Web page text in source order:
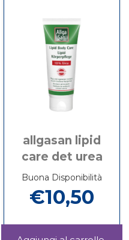
100G non
è
disponibile
PAN
100G
allgasan lipid
care det urea
Buona Disponibilità
€10,50